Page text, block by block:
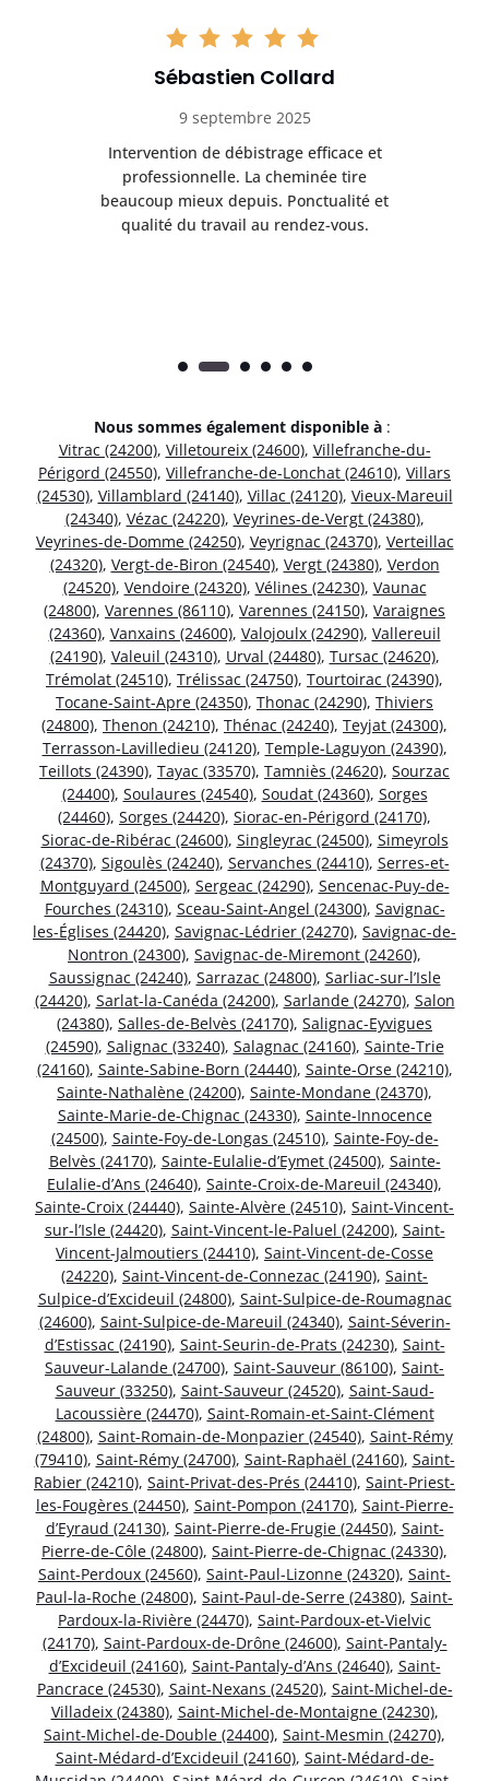
Sébastien Collard
9 septembre 2025
Intervention de débistrage efficace et
professionnelle. La cheminée tire
beaucoup mieux depuis. Ponctualité et
qualité du travail au rendez-vous.
Nous sommes également disponible à :
Vitrac (24200), Villetoureix (24600), Villefranche-du-
Périgord (24550), Villefranche-de-Lonchat (24610), Villars
(24530), Villamblard (24140), Villac (24120), Vieux-Mareuil
(24340), Vézac (24220), Veyrines-de-Vergt (24380),
Veyrines-de-Domme (24250), Veyrignac (24370), Verteillac
(24320), Vergt-de-Biron (24540), Vergt (24380), Verdon
(24520), Vendoire (24320), Vélines (24230), Vaunac
(24800), Varennes (86110), Varennes (24150), Varaignes
(24360), Vanxains (24600), Valojoulx (24290), Vallereuil
(24190), Valeuil (24310), Urval (24480), Tursac (24620),
Trémolat (24510), Trélissac (24750), Tourtoirac (24390),
Tocane-Saint-Apre (24350), Thonac (24290), Thiviers
(24800), Thenon (24210), Thénac (24240), Teyjat (24300),
Terrasson-Lavilledieu (24120), Temple-Laguyon (24390),
Teillots (24390), Tayac (33570), Tamniès (24620), Sourzac
(24400), Soulaures (24540), Soudat (24360), Sorges
(24460), Sorges (24420), Siorac-en-Périgord (24170),
Siorac-de-Ribérac (24600), Singleyrac (24500), Simeyrols
(24370), Sigoulès (24240), Servanches (24410), Serres-et-
Montguyard (24500), Sergeac (24290), Sencenac-Puy-de-
Fourches (24310), Sceau-Saint-Angel (24300), Savignac-
les-Églises (24420), Savignac-Lédrier (24270), Savignac-de-
Nontron (24300), Savignac-de-Miremont (24260),
Saussignac (24240), Sarrazac (24800), Sarliac-sur-l’Isle
(24420), Sarlat-la-Canéda (24200), Sarlande (24270), Salon
(24380), Salles-de-Belvès (24170), Salignac-Eyvigues
(24590), Salignac (33240), Salagnac (24160), Sainte-Trie
(24160), Sainte-Sabine-Born (24440), Sainte-Orse (24210),
Sainte-Nathalène (24200), Sainte-Mondane (24370),
Sainte-Marie-de-Chignac (24330), Sainte-Innocence
(24500), Sainte-Foy-de-Longas (24510), Sainte-Foy-de-
Belvès (24170), Sainte-Eulalie-d’Eymet (24500), Sainte-
Eulalie-d’Ans (24640), Sainte-Croix-de-Mareuil (24340),
Sainte-Croix (24440), Sainte-Alvère (24510), Saint-Vincent-
sur-l’Isle (24420), Saint-Vincent-le-Paluel (24200), Saint-
Vincent-Jalmoutiers (24410), Saint-Vincent-de-Cosse
(24220), Saint-Vincent-de-Connezac (24190), Saint-
Sulpice-d’Excideuil (24800), Saint-Sulpice-de-Roumagnac
(24600), Saint-Sulpice-de-Mareuil (24340), Saint-Séverin-
d’Estissac (24190), Saint-Seurin-de-Prats (24230), Saint-
Sauveur-Lalande (24700), Saint-Sauveur (86100), Saint-
Sauveur (33250), Saint-Sauveur (24520), Saint-Saud-
Lacoussière (24470), Saint-Romain-et-Saint-Clément
(24800), Saint-Romain-de-Monpazier (24540), Saint-Rémy
(79410), Saint-Rémy (24700), Saint-Raphaël (24160), Saint-
Rabier (24210), Saint-Privat-des-Prés (24410), Saint-Priest-
les-Fougères (24450), Saint-Pompon (24170), Saint-Pierre-
d’Eyraud (24130), Saint-Pierre-de-Frugie (24450), Saint-
Pierre-de-Côle (24800), Saint-Pierre-de-Chignac (24330),
Saint-Perdoux (24560), Saint-Paul-Lizonne (24320), Saint-
Paul-la-Roche (24800), Saint-Paul-de-Serre (24380), Saint-
Pardoux-la-Rivière (24470), Saint-Pardoux-et-Vielvic
(24170), Saint-Pardoux-de-Drône (24600), Saint-Pantaly-
d’Excideuil (24160), Saint-Pantaly-d’Ans (24640), Saint-
Pancrace (24530), Saint-Nexans (24520), Saint-Michel-de-
Villadeix (24380), Saint-Michel-de-Montaigne (24230),
Saint-Michel-de-Double (24400), Saint-Mesmin (24270),
Saint-Médard-d’Excideuil (24160), Saint-Médard-de-